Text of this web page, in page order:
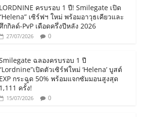
LORDNINE ครบรอบ 1 ปี! Smilegate เปิด
เซิร์ฟฯ ใหม่ พร้อมอาวุธเคียวและ
กกิลด์-PvP เดือดครึ่งปีหลัง 2026
27/07/2026 0
ฉลองครบรอบ 1 ปี
เปิดตัวเซิร์ฟใหม่ ‘Helena’ บูสต์
EXP กระฉูด 50% พร้อมแจกซัมมอนสูงสุด
1,111 ครั้ง!
15/07/2026 0